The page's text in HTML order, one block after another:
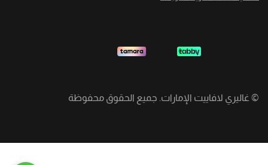
© غاليري لافاييت الإمارات. جميع الحقوق محفوظة